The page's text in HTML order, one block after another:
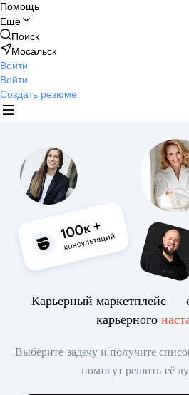
Помощь
Ещё
Поиск
Мосальск
Войти
Войти
Создать резюме
Карьерный маркетплейс —
карьерного
Выберите задачу и получите
помогут решить её